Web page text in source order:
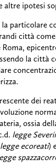
altre ipotesi
particolare
città
la città
dei
ossia
legge
legge ecoreati)